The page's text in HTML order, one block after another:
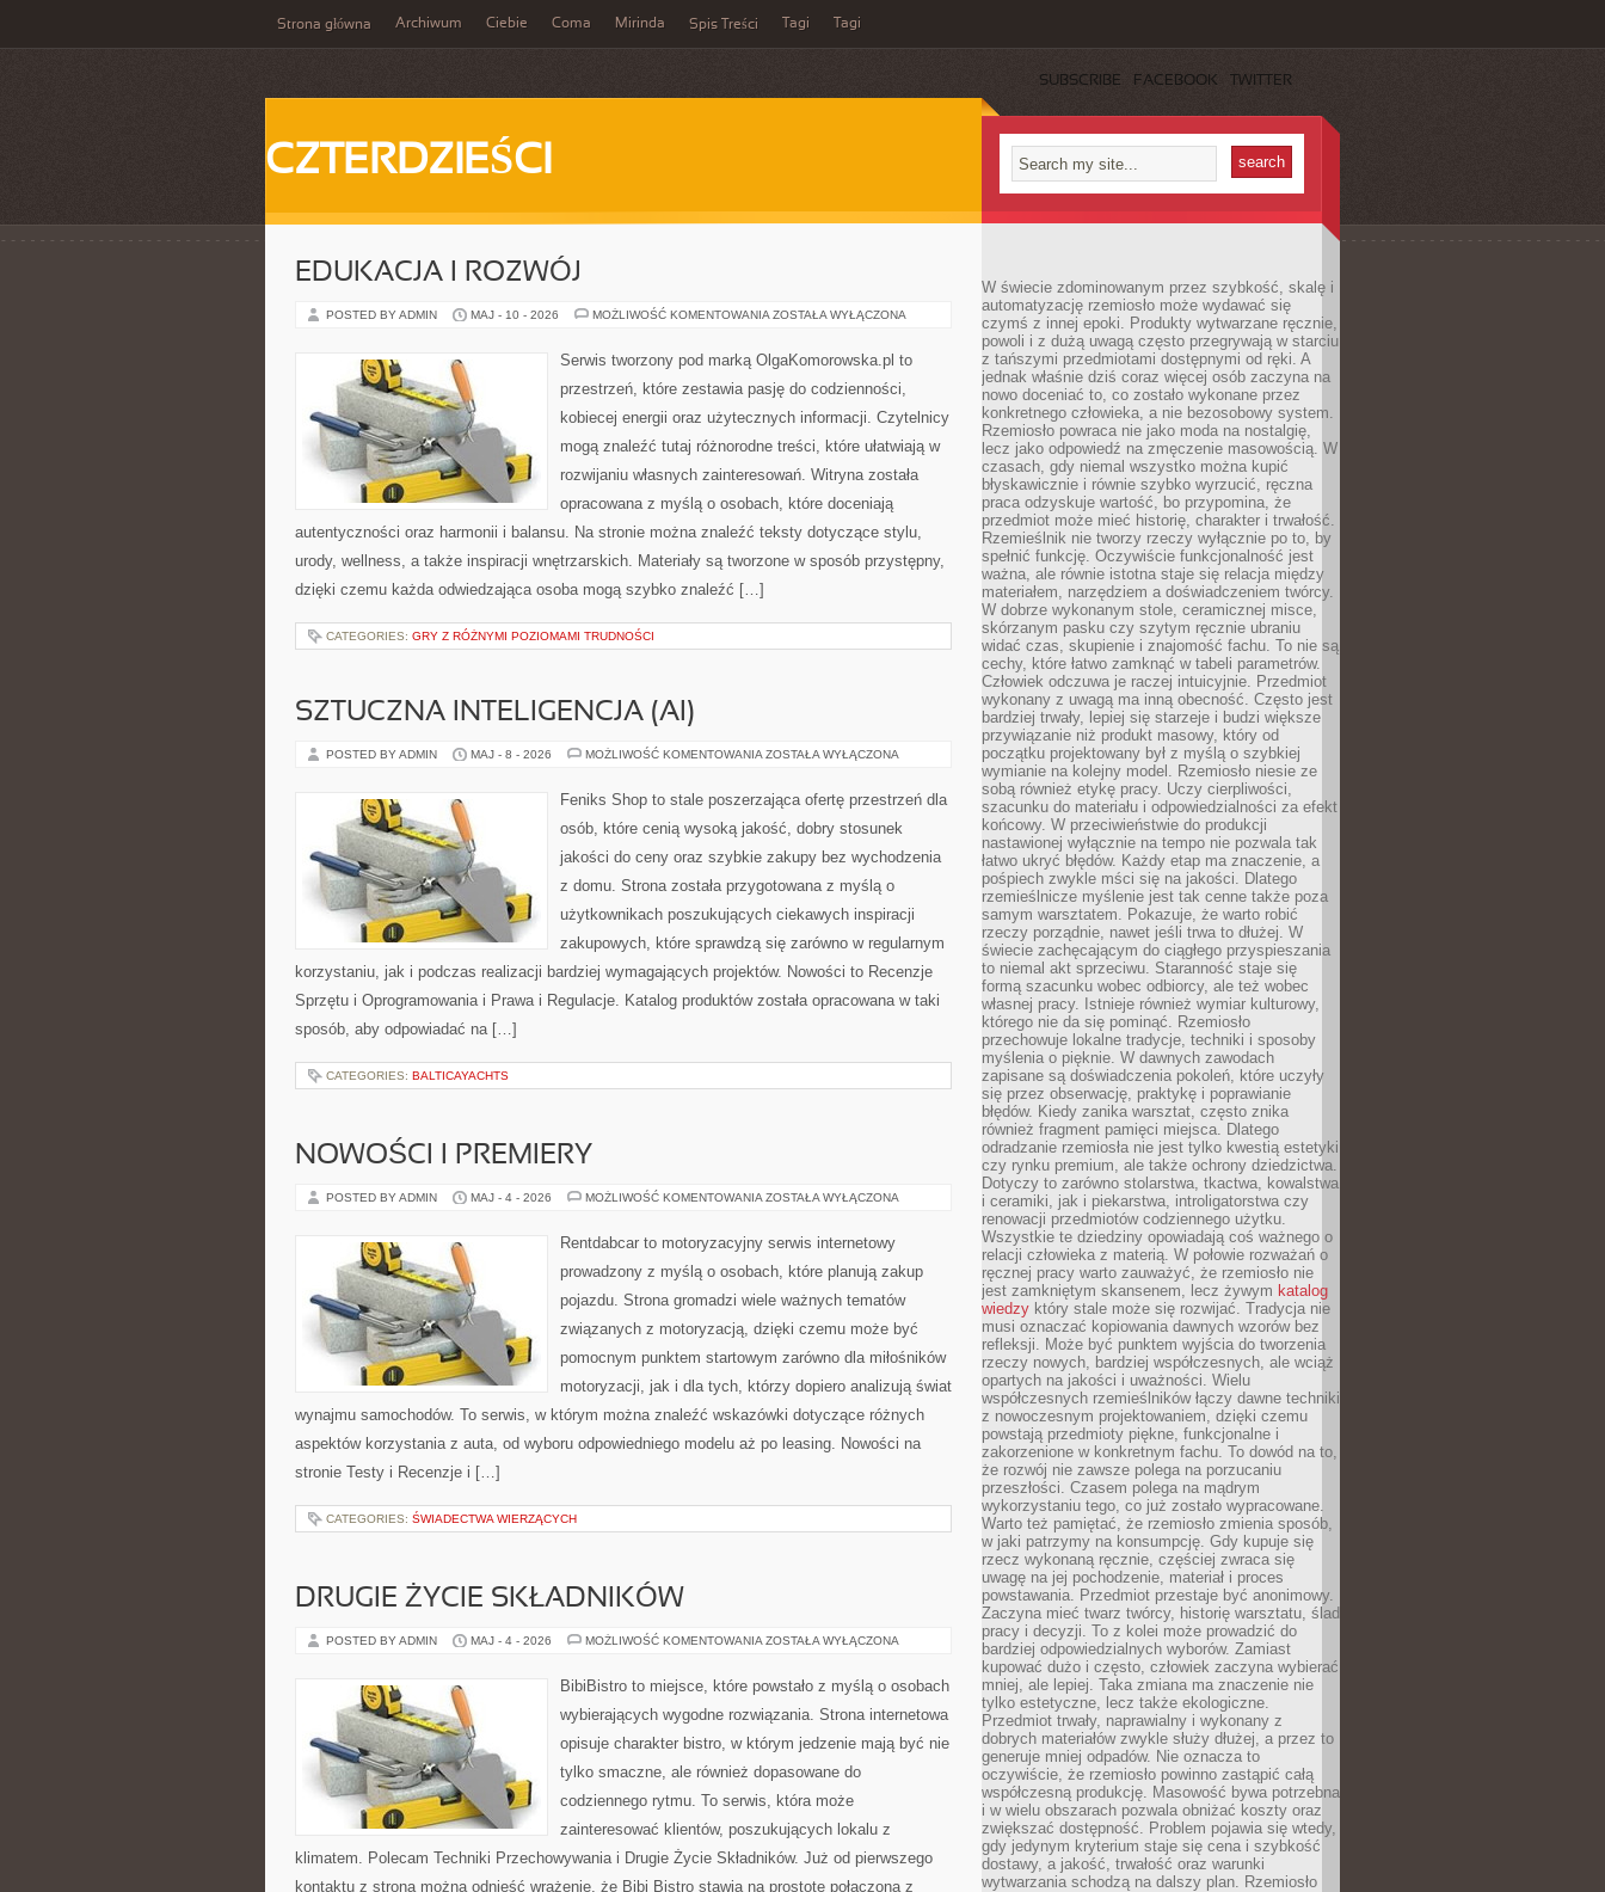
Strona główna Archiwum Ciebie Coma Mirinda Spis Treści Tagi Tagi
SUBSCRIBE FACEBOOK TWITTER
CZTERDZIEŚCI
EDUKACJA I ROZWÓJ
POSTED BY ADMIN MAJ - 10 - 2026 MOŻLIWOŚĆ KOMENTOWANIA EDUKACJA
ZOSTAŁA WYŁĄCZONA
Serwis tworzony pod marką OlgaKomorowska.pl to
przestrzeń, które zestawia pasję do codzienności,
kobiecej energii oraz użytecznych informacji. Czytelnicy
mogą znaleźć tutaj różnorodne treści, które ułatwiają w
rozwijaniu własnych zainteresowań. Witryna została
opracowana z myślą o osobach, które doceniają
autentyczności oraz harmonii i balansu. Na stronie można znaleźć teksty dotyczące stylu,
urody, wellness, a także inspiracji wnętrzarskich. Materiały są tworzone w sposób przystępny,
dzięki czemu każda odwiedzająca osoba mogą szybko znaleźć […]
CATEGORIES: GRY Z RÓŻNYMI POZIOMAMI TRUDNOŚCI
SZTUCZNA INTELIGENCJA (AI)
POSTED BY ADMIN MAJ - 8 - 2026 MOŻLIWOŚĆ KOMENTOWANIA SZTUCZNA
ZOSTAŁA WYŁĄCZONA
Feniks Shop to stale poszerzająca ofertę przestrzeń dla
osób, które cenią wysoką jakość, dobry stosunek
jakości do ceny oraz szybkie zakupy bez wychodzenia
z domu. Strona została przygotowana z myślą o
użytkownikach poszukujących ciekawych inspiracji
zakupowych, które sprawdzą się zarówno w regularnym
korzystaniu, jak i podczas realizacji bardziej wymagających projektów. Nowości to Recenzje
Sprzętu i Oprogramowania i Prawa i Regulacje. Katalog produktów została opracowana w taki
sposób, aby odpowiadać na […]
CATEGORIES: BALTICAYACHTS
NOWOŚCI I PREMIERY
POSTED BY ADMIN MAJ - 4 - 2026 MOŻLIWOŚĆ KOMENTOWANIA NOWOŚCI
ZOSTAŁA WYŁĄCZONA
Rentdabcar to motoryzacyjny serwis internetowy
prowadzony z myślą o osobach, które planują zakup
pojazdu. Strona gromadzi wiele ważnych tematów
związanych z motoryzacją, dzięki czemu może być
pomocnym punktem startowym zarówno dla miłośników
motoryzacji, jak i dla tych, którzy dopiero analizują świat
wynajmu samochodów. To serwis, w którym można znaleźć wskazówki dotyczące różnych
aspektów korzystania z auta, od wyboru odpowiedniego modelu aż po leasing. Nowości na
stronie Testy i Recenzje i […]
CATEGORIES: ŚWIADECTWA WIERZĄCYCH
DRUGIE ŻYCIE SKŁADNIKÓW
POSTED BY ADMIN MAJ - 4 - 2026 MOŻLIWOŚĆ KOMENTOWANIA DRUGIE
ZOSTAŁA WYŁĄCZONA
BibiBistro to miejsce, które powstało z myślą o osobach
wybierających wygodne rozwiązania. Strona internetowa
opisuje charakter bistro, w którym jedzenie mają być nie
tylko smaczne, ale również dopasowane do
codziennego rytmu. To serwis, która może
zainteresować klientów, poszukujących lokalu z
klimatem. Polecam Techniki Przechowywania i Drugie Życie Składników. Już od pierwszego
kontaktu z stroną można odnieść wrażenie, że Bibi Bistro stawia na prostotę połączoną z
W świecie zdominowanym przez szybkość, skalę i
automatyzację rzemiosło może wydawać się
czymś z innej epoki. Produkty wytwarzane ręcznie,
powoli i z dużą uwagą często przegrywają w starciu
z tańszymi przedmiotami dostępnymi od ręki. A
jednak właśnie dziś coraz więcej osób zaczyna na
nowo doceniać to, co zostało wykonane przez
konkretnego człowieka, a nie bezosobowy system.
Rzemiosło powraca nie jako moda na nostalgię,
lecz jako odpowiedź na zmęczenie masowością. W
czasach, gdy niemal wszystko można kupić
błyskawicznie i równie szybko wyrzucić, ręczna
praca odzyskuje wartość, bo przypomina, że
przedmiot może mieć historię, charakter i trwałość.
Rzemieślnik nie tworzy rzeczy wyłącznie po to, by
spełnić funkcję. Oczywiście funkcjonalność jest
ważna, ale równie istotna staje się relacja między
materiałem, narzędziem a doświadczeniem twórcy.
W dobrze wykonanym stole, ceramicznej misce,
skórzanym pasku czy szytym ręcznie ubraniu
widać czas, skupienie i znajomość fachu. To nie są
cechy, które łatwo zamknąć w tabeli parametrów.
Człowiek odczuwa je raczej intuicyjnie. Przedmiot
wykonany z uwagą ma inną obecność. Często jest
bardziej trwały, lepiej się starzeje i budzi większe
przywiązanie niż produkt masowy, który od
początku projektowany był z myślą o szybkiej
wymianie na kolejny model. Rzemiosło niesie ze
sobą również etykę pracy. Uczy cierpliwości,
szacunku do materiału i odpowiedzialności za efekt
końcowy. W przeciwieństwie do produkcji
nastawionej wyłącznie na tempo nie pozwala tak
łatwo ukryć błędów. Każdy etap ma znaczenie, a
pośpiech zwykle mści się na jakości. Dlatego
rzemieślnicze myślenie jest tak cenne także poza
samym warsztatem. Pokazuje, że warto robić
rzeczy porządnie, nawet jeśli trwa to dłużej. W
świecie zachęcającym do ciągłego przyspieszania
to niemal akt sprzeciwu. Staranność staje się
formą szacunku wobec odbiorcy, ale też wobec
własnej pracy. Istnieje również wymiar kulturowy,
którego nie da się pominąć. Rzemiosło
przechowuje lokalne tradycje, techniki i sposoby
myślenia o pięknie. W dawnych zawodach
zapisane są doświadczenia pokoleń, które uczyły
się przez obserwację, praktykę i poprawianie
błędów. Kiedy zanika warsztat, często znika
również fragment pamięci miejsca. Dlatego
odradzanie rzemiosła nie jest tylko kwestią estetyki
czy rynku premium, ale także ochrony dziedzictwa.
Dotyczy to zarówno stolarstwa, tkactwa, kowalstwa
i ceramiki, jak i piekarstwa, introligatorstwa czy
renowacji przedmiotów codziennego użytku.
Wszystkie te dziedziny opowiadają coś ważnego o
relacji człowieka z materią. W połowie rozważań o
ręcznej pracy warto zauważyć, że rzemiosło nie
jest zamkniętym skansenem, lecz żywym katalog
wiedzy który stale może się rozwijać. Tradycja nie
musi oznaczać kopiowania dawnych wzorów bez
refleksji. Może być punktem wyjścia do tworzenia
rzeczy nowych, bardziej współczesnych, ale wciąż
opartych na jakości i uważności. Wielu
współczesnych rzemieślników łączy dawne techniki
z nowoczesnym projektowaniem, dzięki czemu
powstają przedmioty piękne, funkcjonalne i
zakorzenione w konkretnym fachu. To dowód na to,
że rozwój nie zawsze polega na porzucaniu
przeszłości. Czasem polega na mądrym
wykorzystaniu tego, co już zostało wypracowane.
Warto też pamiętać, że rzemiosło zmienia sposób,
w jaki patrzymy na konsumpcję. Gdy kupuje się
rzecz wykonaną ręcznie, częściej zwraca się
uwagę na jej pochodzenie, materiał i proces
powstawania. Przedmiot przestaje być anonimowy.
Zaczyna mieć twarz twórcy, historię warsztatu, ślad
pracy i decyzji. To z kolei może prowadzić do
bardziej odpowiedzialnych wyborów. Zamiast
kupować dużo i często, człowiek zaczyna wybierać
mniej, ale lepiej. Taka zmiana ma znaczenie nie
tylko estetyczne, lecz także ekologiczne.
Przedmiot trwały, naprawialny i wykonany z
dobrych materiałów zwykle służy dłużej, a przez to
generuje mniej odpadów. Nie oznacza to
oczywiście, że rzemiosło powinno zastąpić całą
współczesną produkcję. Masowość bywa potrzebna
i w wielu obszarach pozwala obniżać koszty oraz
zwiększać dostępność. Problem pojawia się wtedy,
gdy jedynym kryterium staje się cena i szybkość
dostawy, a jakość, trwałość oraz warunki
wytwarzania schodzą na dalszy plan. Rzemiosło